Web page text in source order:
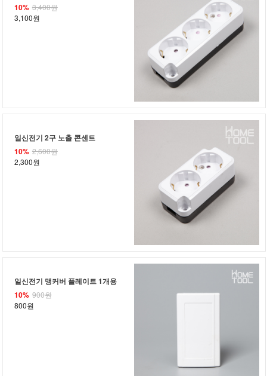
10% 3,400원
3,100원
일신전기 2구 노출 콘센트
10% 2,600원
2,300원
일신전기 맹커버 플레이트 1개용
10% 900원
800원